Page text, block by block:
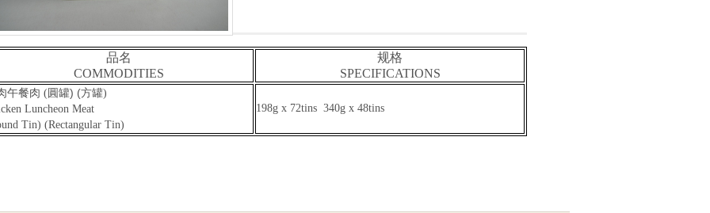
品名
COMMODITIES
规格
SPECIFICATIONS
午餐肉 ( 圓罐) (方罐)
Luncheon Meat
Tin) (Rectangular Tin)
198g x 72tins 340g x 48tins